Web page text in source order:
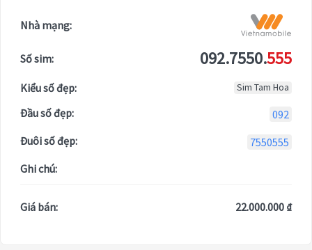
Nhà mạng:
Số sim: 092.7550.555
Kiểu số đẹp: Sim Tam Hoa
Đầu số đẹp:
092
Đuôi số đẹp:
7550555
Ghi chú:
Giá bán: 22.000.000 ₫